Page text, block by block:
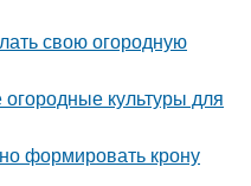
свою огородную
культуры для
формировать крону